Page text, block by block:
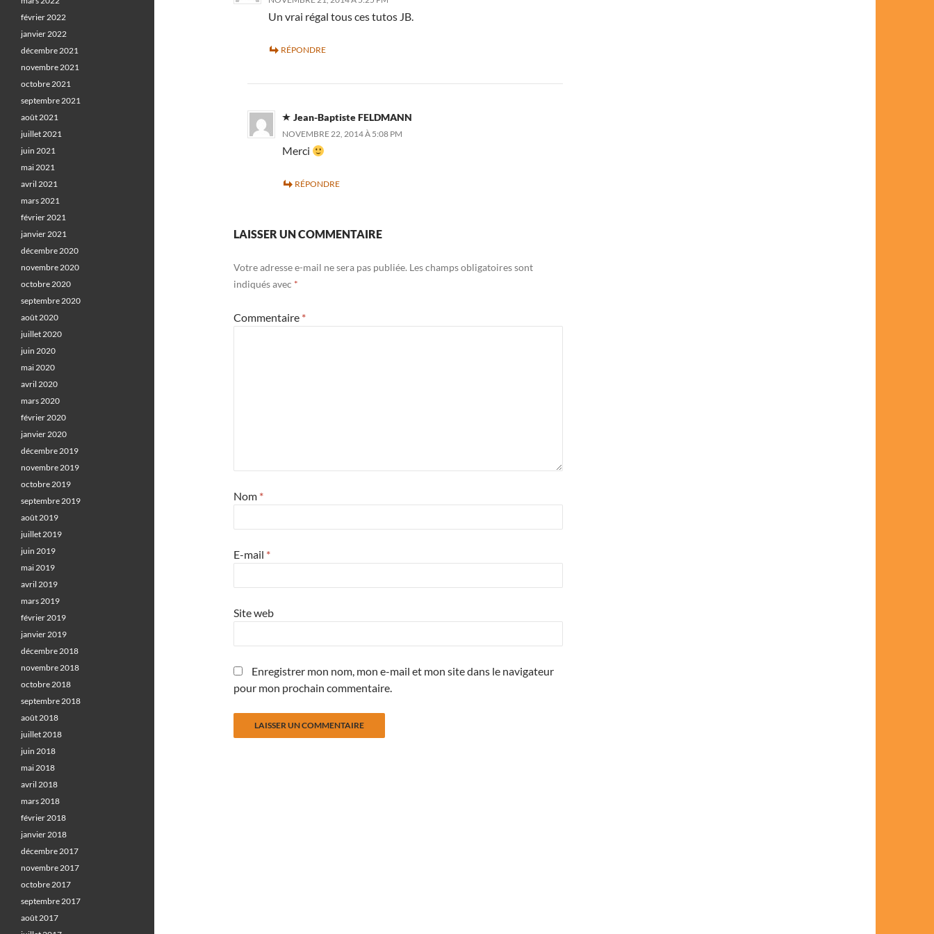
Un vrai régal tous ces tutos JB.
RÉPONDRE
Jean-Baptiste FELDMANN
NOVEMBRE 22, 2014 À 5:08 PM
Merci
RÉPONDRE
LAISSER UN COMMENTAIRE
Votre adresse e-mail ne sera pas publiée. Les champs obligatoires sont
indiqués avec *
Commentaire *
Nom *
E-mail *
Site web
Enregistrer mon nom, mon e-mail et mon site dans le navigateur
pour mon prochain commentaire.
février 2022
janvier 2022
décembre 2021
novembre 2021
octobre 2021
septembre 2021
août 2021
juillet 2021
juin 2021
mai 2021
avril 2021
mars 2021
février 2021
janvier 2021
décembre 2020
novembre 2020
octobre 2020
septembre 2020
août 2020
juillet 2020
juin 2020
mai 2020
avril 2020
mars 2020
février 2020
janvier 2020
décembre 2019
novembre 2019
octobre 2019
septembre 2019
août 2019
juillet 2019
juin 2019
mai 2019
avril 2019
mars 2019
février 2019
janvier 2019
décembre 2018
novembre 2018
octobre 2018
septembre 2018
août 2018
juillet 2018
juin 2018
mai 2018
avril 2018
mars 2018
février 2018
janvier 2018
décembre 2017
novembre 2017
octobre 2017
septembre 2017
août 2017